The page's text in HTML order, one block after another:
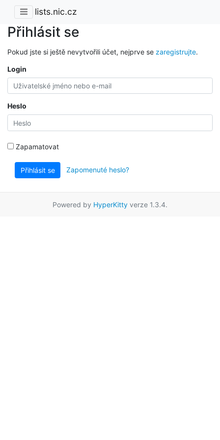
lists.nic.cz
Přihlásit se
Pokud jste si ještě nevytvořili účet, nejprve se zaregistrujte.
Login
Heslo
Zapamatovat
Přihlásit se Zapomenuté heslo?
Powered by HyperKitty verze 1.3.4.